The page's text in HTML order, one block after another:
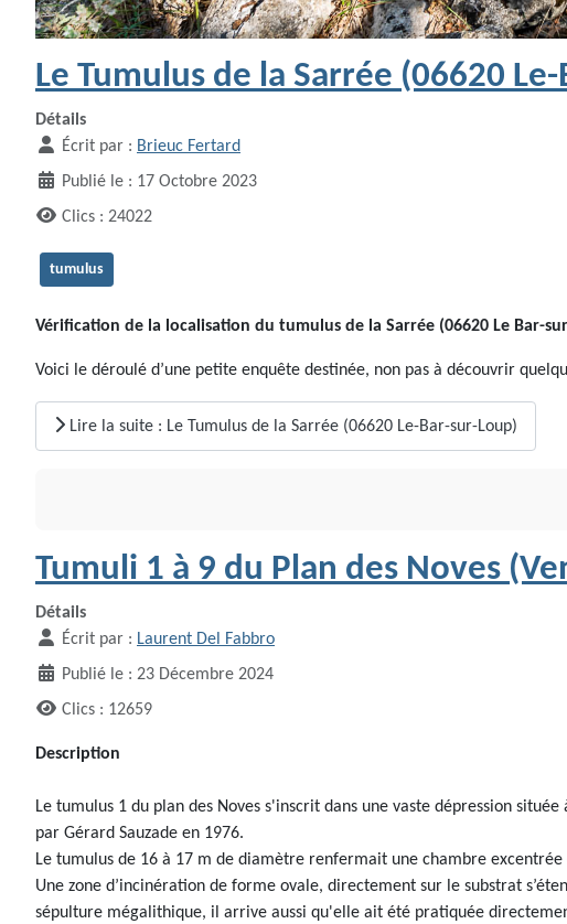
Le Tumulus de la Sarrée (06620
Détails
Écrit par : Brieuc Fertard
Publié le : 17 Octobre 2023
Clics : 24022
tumulus
Vérification de la localisation du tumulus de la Sarrée (06620 Le Bar-
Voici le déroulé d’une petite enquête destinée, non pas à découvrir
Lire la suite : Le Tumulus de la Sarrée (06620 Le-Bar-sur-Loup)
Tumuli 1 à 9 du Plan des Noves
Détails
Écrit par : Laurent Del Fabbro
Publié le : 23 Décembre 2024
Clics : 12659
Description
Le tumulus 1 du plan des Noves s'inscrit dans une vaste dépression
par Gérard Sauzade en 1976.
Le tumulus de 16 à 17 m de diamètre renfermait une chambre
Une zone d’incinération de forme ovale, directement sur le substrat
sépulture mégalithique, il arrive aussi qu'elle ait été pratiquée